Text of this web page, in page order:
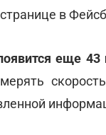
в
еще